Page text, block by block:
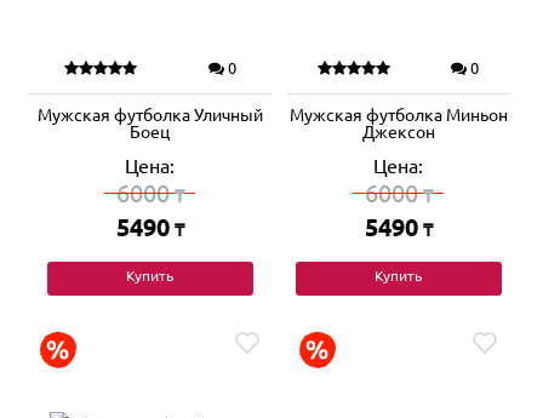
0
Мужская футболка Уличный
Боец
Цена:
6000₸
5490 ₸
Купить
0
Мужская футболка Миньон
Джексон
Цена:
6000₸
5490 ₸
Купить